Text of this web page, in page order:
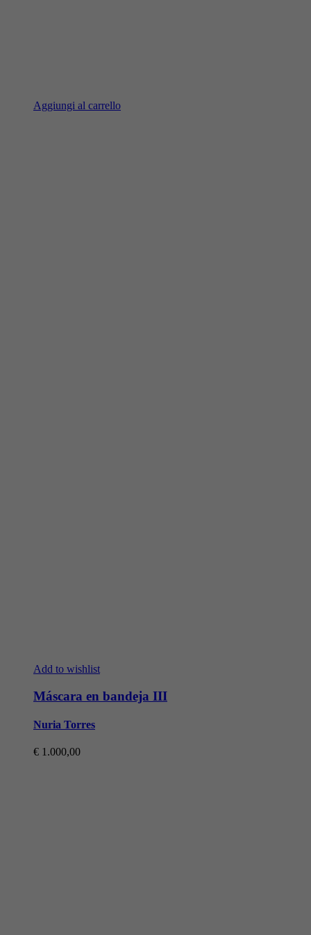
Aggiungi al carrello
Add to wishlist
Máscara en bandeja III
Nuria Torres
€ 1.000,00